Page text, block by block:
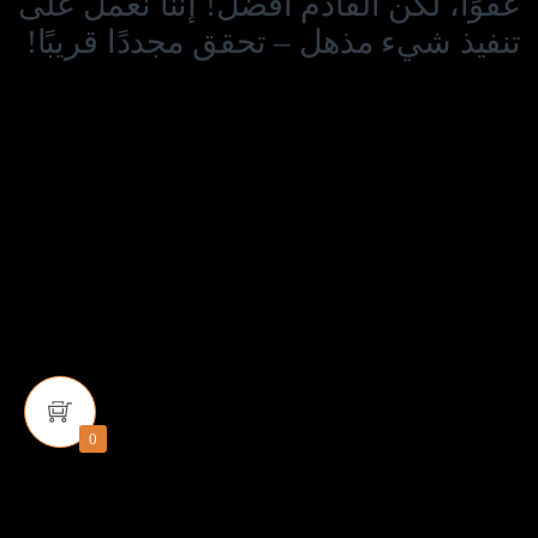
تنفيذ شيء مذهل – تحقق مجددًا قريبًا!
0